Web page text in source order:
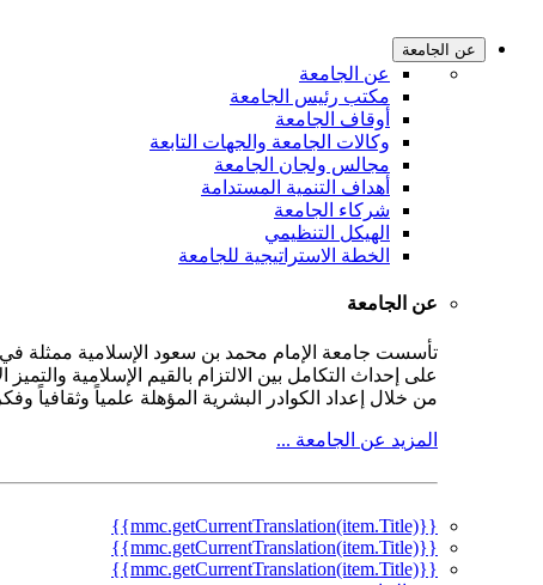
عن الجامعة
عن الجامعة
مكتب رئيس الجامعة
أوقاف الجامعة
وكالات الجامعة والجهات التابعة
مجالس ولجان الجامعة
أهداف التنمية المستدامة
شركاء الجامعة
الهيكل التنظيمي
الخطة الاستراتيجية للجامعة
عن الجامعة
على إحداث التكامل بين الالتزام بالقيم الإسلامية
من خلال إعداد الكوادر البشرية المؤهلة علمياً وثقافياً
المزيد عن الجامعة ...
{{mmc.getCurrentTranslation(item.Title)}}
{{mmc.getCurrentTranslation(item.Title)}}
{{mmc.getCurrentTranslation(item.Title)}}